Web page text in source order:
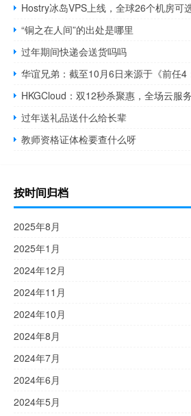
Hostry冰岛VPS上线，全球26个机房可
“铜之在人间”的出处是哪里
过年期间快递会送货吗吗
过年送礼品送什么给长辈
教师资格证体检要查什么呀
按时间归档
2025年8月
2025年1月
2024年12月
2024年11月
2024年10月
2024年8月
2024年7月
2024年6月
2024年5月